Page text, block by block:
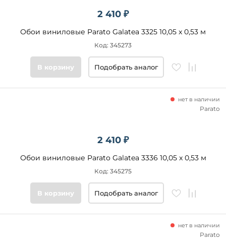
2 410 ₽
Обои виниловые Parato Galatea 3325 10,05 x 0,53 м
Код: 345273
В корзину Подобрать аналог
2 410 ₽
Обои виниловые Parato Galatea 3336 10,05 x 0,53 м
нет в наличии
Код: 345275
Parato
В корзину Подобрать аналог
нет в наличии
Parato